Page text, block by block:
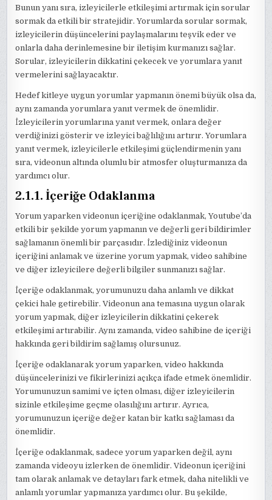
Bunun yanı sıra, izleyicilerle etkileşimi artırmak için sorular
sormak da etkili bir stratejidir. Yorumlarda sorular sormak,
izleyicilerin düşüncelerini paylaşmalarını teşvik eder ve
onlarla daha derinlemesine bir iletişim kurmanızı sağlar.
Sorular, izleyicilerin dikkatini çekecek ve yorumlara yanıt
vermelerini sağlayacaktır.
Hedef kitleye uygun yorumlar yapmanın önemi büyük olsa da,
aynı zamanda yorumlara yanıt vermek de önemlidir.
İzleyicilerin yorumlarına yanıt vermek, onlara değer
verdiğinizi gösterir ve izleyici bağlılığını artırır. Yorumlara
yanıt vermek, izleyicilerle etkileşimi güçlendirmenin yanı
sıra, videonun altında olumlu bir atmosfer oluşturmanıza da
yardımcı olur.
2.1.1. İçeriğe Odaklanma
Yorum yaparken videonun içeriğine odaklanmak, Youtube’da
etkili bir şekilde yorum yapmanın ve değerli geri bildirimler
sağlamanın önemli bir parçasıdır. İzlediğiniz videonun
içeriğini anlamak ve üzerine yorum yapmak, video sahibine
ve diğer izleyicilere değerli bilgiler sunmanızı sağlar.
İçeriğe odaklanmak, yorumunuzu daha anlamlı ve dikkat
çekici hale getirebilir. Videonun ana temasına uygun olarak
yorum yapmak, diğer izleyicilerin dikkatini çekerek
etkileşimi artırabilir. Aynı zamanda, video sahibine de içeriği
hakkında geri bildirim sağlamış olursunuz.
İçeriğe odaklanarak yorum yaparken, video hakkında
düşüncelerinizi ve fikirlerinizi açıkça ifade etmek önemlidir.
Yorumunuzun samimi ve içten olması, diğer izleyicilerin
sizinle etkileşime geçme olasılığını artırır. Ayrıca,
yorumunuzun içeriğe değer katan bir katkı sağlaması da
önemlidir.
İçeriğe odaklanmak, sadece yorum yaparken değil, aynı
zamanda videoyu izlerken de önemlidir. Videonun içeriğini
tam olarak anlamak ve detayları fark etmek, daha nitelikli ve
anlamlı yorumlar yapmanıza yardımcı olur. Bu şekilde,